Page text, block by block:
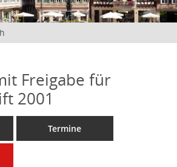
Freigabe für
2001
Termine